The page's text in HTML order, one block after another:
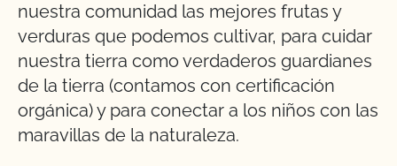
nuestra comunidad las mejores frutas y
verduras que podemos cultivar, para cuidar
nuestra tierra como verdaderos guardianes
de la tierra (contamos con certificación
orgánica) y para conectar a los niños con las
maravillas de la naturaleza.